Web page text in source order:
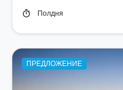
timer Полдня
ПРЕДЛОЖЕНИЕ